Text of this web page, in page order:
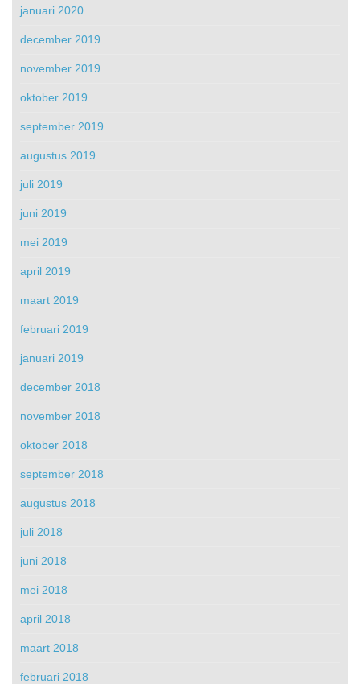
januari 2020
december 2019
november 2019
oktober 2019
september 2019
augustus 2019
juli 2019
juni 2019
mei 2019
april 2019
maart 2019
februari 2019
januari 2019
december 2018
november 2018
oktober 2018
september 2018
augustus 2018
juli 2018
juni 2018
mei 2018
april 2018
maart 2018
februari 2018